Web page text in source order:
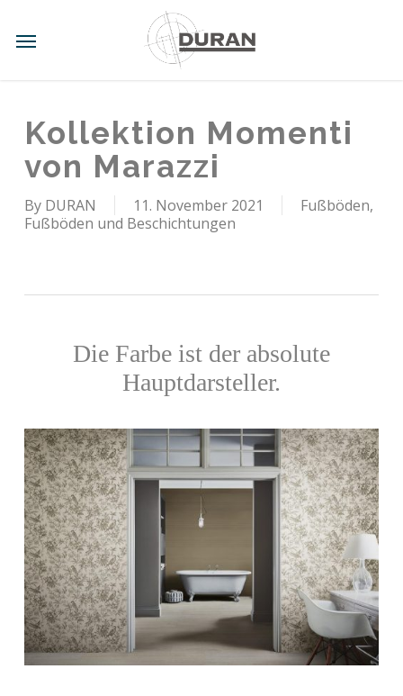
main
Menu
Kollektion Momenti
von Marazzi
By DURAN 11. November 2021
Fußböden,
Fußböden und Beschichtungen
Die Farbe ist der absolute
Hauptdarsteller.